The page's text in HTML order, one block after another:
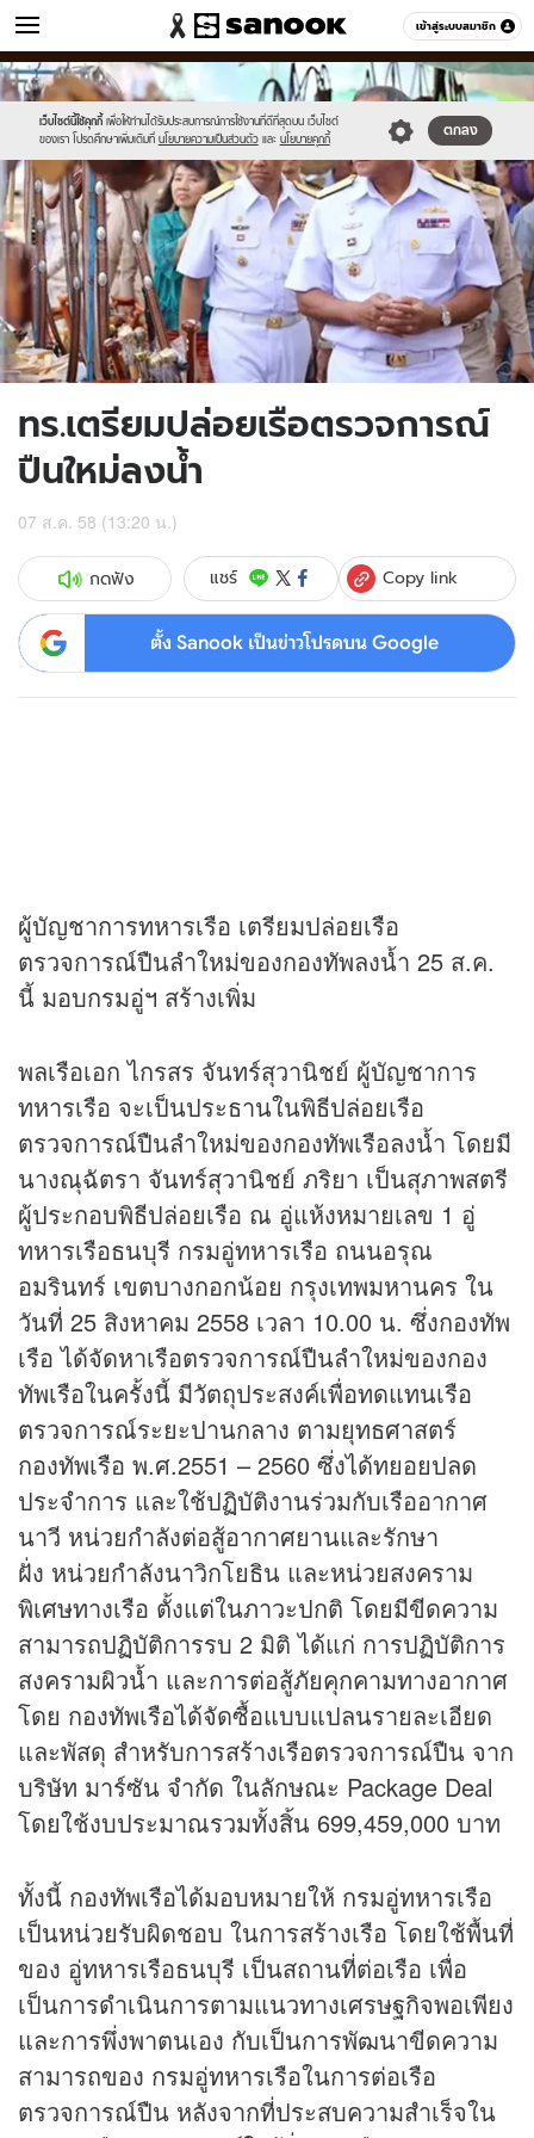
เข้าสู่ระบบสมาชิก
ข่าว หมวดอื่นๆ
เว็บไซต์นี้ใช้คุกกี้ เพื่อให้ท่านได้รับประสบการณ์การใช้งานที่ดีที่สุดบน เว็บไซต์
ของเรา โปรดศึกษาเพิ่มเติมที่ นโยบายความเป็นส่วนตัว และ นโยบายคุกกี้
ตกลง
Sanook
//s.isanook.com/sr/0/images/logo-
new-
sanook.png
600
60
//s.isanook.com/ns/0/ud/368/1843634/637438-
01.jpg
ทร.เตรียมปล่อยเรือตรวจการณ์
ปืนใหม่ลงน้ำ
07 ส.ค. 58 (13:20 น.)
กดฟัง แชร์ Copy link
ตั้ง Sanook เป็นข่าวโปรดบน Google
ผู้บัญชาการทหารเรือ เตรียมปล่อยเรือ
ตรวจการณ์ปืนลำใหม่ของกองทัพลงน้ำ 25 ส.ค.
นี้ มอบกรมอู่ฯ สร้างเพิ่ม
พลเรือเอก ไกรสร จันทร์สุวานิชย์ ผู้บัญชาการ
ทหารเรือ จะเป็นประธานในพิธีปล่อยเรือ
ตรวจการณ์ปืนลำใหม่ของกองทัพเรือลงน้ำ โดยมี
นางณุฉัตรา จันทร์สุวานิชย์ ภริยา เป็นสุภาพสตรี
ผู้ประกอบพิธีปล่อยเรือ ณ อู่แห้งหมายเลข 1 อู่
ทหารเรือธนบุรี กรมอู่ทหารเรือ ถนนอรุณ
อมรินทร์ เขตบางกอกน้อย กรุงเทพมหานคร ใน
วันที่ 25 สิงหาคม 2558 เวลา 10.00 น. ซึ่งกองทัพ
เรือ ได้จัดหาเรือตรวจการณ์ปืนลำใหม่ของกอง
ทัพเรือในครั้งนี้ มีวัตถุประสงค์เพื่อทดแทนเรือ
ตรวจการณ์ระยะปานกลาง ตามยุทธศาสตร์
กองทัพเรือ พ.ศ.2551 – 2560 ซึ่งได้ทยอยปลด
ประจำการ และใช้ปฏิบัติงานร่วมกับเรืออากาศ
นาวี หน่วยกำลังต่อสู้อากาศยานและรักษา
ฝั่ง หน่วยกำลังนาวิกโยธิน และหน่วยสงคราม
พิเศษทางเรือ ตั้งแต่ในภาวะปกติ โดยมีขีดความ
สามารถปฏิบัติการรบ 2 มิติ ได้แก่ การปฏิบัติการ
สงครามผิวน้ำ และการต่อสู้ภัยคุกคามทางอากาศ
โดย กองทัพเรือได้จัดซื้อแบบแปลนรายละเอียด
และพัสดุ สำหรับการสร้างเรือตรวจการณ์ปืน จาก
บริษัท มาร์ซัน จำกัด ในลักษณะ Package Deal
โดยใช้งบประมาณรวมทั้งสิ้น 699,459,000 บาท
ทั้งนี้ กองทัพเรือได้มอบหมายให้ กรมอู่ทหารเรือ
เป็นหน่วยรับผิดชอบ ในการสร้างเรือ โดยใช้พื้นที่
ของ อู่ทหารเรือธนบุรี เป็นสถานที่ต่อเรือ เพื่อ
เป็นการดำเนินการตามแนวทางเศรษฐกิจพอเพียง
และการพึ่งพาตนเอง กับเป็นการพัฒนาขีดความ
สามารถของ กรมอู่ทหารเรือในการต่อเรือ
ตรวจการณ์ปืน หลังจากที่ประสบความสำเร็จใน